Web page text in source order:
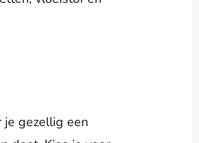
gezellig een